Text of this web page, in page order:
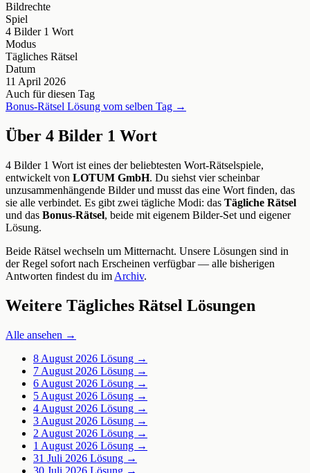
Bildrechte
Spiel
4 Bilder 1 Wort
Modus
Tägliches Rätsel
Datum
11 April 2026
Auch für diesen Tag
Bonus-Rätsel Lösung vom selben Tag →
Über 4 Bilder 1 Wort
4 Bilder 1 Wort ist eines der beliebtesten Wort-Rätselspiele,
entwickelt von LOTUM GmbH. Du siehst vier scheinbar
unzusammenhängende Bilder und musst das eine Wort finden, das
sie alle verbindet. Es gibt zwei tägliche Modi: das Tägliche Rätsel
und das Bonus-Rätsel, beide mit eigenem Bilder-Set und eigener
Lösung.
Beide Rätsel wechseln um Mitternacht. Unsere Lösungen sind in
der Regel sofort nach Erscheinen verfügbar — alle bisherigen
Antworten findest du im Archiv.
Weitere Tägliches Rätsel Lösungen
Alle ansehen →
8 August 2026 Lösung →
7 August 2026 Lösung →
6 August 2026 Lösung →
5 August 2026 Lösung →
4 August 2026 Lösung →
3 August 2026 Lösung →
2 August 2026 Lösung →
1 August 2026 Lösung →
31 Juli 2026 Lösung →
30 Juli 2026 Lösung →